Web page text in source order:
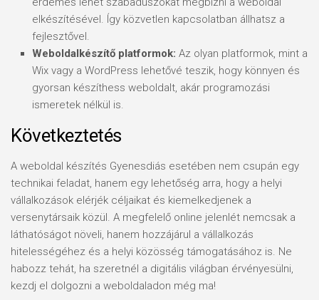
elkészítésével. Így közvetlen kapcsolatban állhatsz a
fejlesztővel.
Weboldalkészítő platformok: Az olyan platformok, mint a
Wix vagy a WordPress lehetővé teszik, hogy könnyen és
gyorsan készíthess weboldalt, akár programozási
ismeretek nélkül is.
Következtetés
A weboldal készítés Gyenesdiás esetében nem csupán egy
technikai feladat, hanem egy lehetőség arra, hogy a helyi
vállalkozások elérjék céljaikat és kiemelkedjenek a
versenytársaik közül. A megfelelő online jelenlét nemcsak a
láthatóságot növeli, hanem hozzájárul a vállalkozás
hitelességéhez és a helyi közösség támogatásához is. Ne
habozz tehát, ha szeretnél a digitális világban érvényesülni,
kezdj el dolgozni a weboldaladon még ma!